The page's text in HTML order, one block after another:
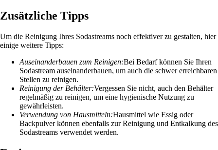
Zusätzliche Tipps
Um die Reinigung Ihres Sodastreams noch effektiver zu gestalten, hier
einige weitere Tipps:
Auseinanderbauen zum Reinigen:Bei Bedarf können Sie Ihren
Sodastream auseinanderbauen, um auch die schwer erreichbaren
Stellen zu reinigen.
Reinigung der Behälter:Vergessen Sie nicht, auch den Behälter
regelmäßig zu reinigen, um eine hygienische Nutzung zu
gewährleisten.
Verwendung von Hausmitteln:Hausmittel wie Essig oder
Backpulver können ebenfalls zur Reinigung und Entkalkung des
Sodastreams verwendet werden.